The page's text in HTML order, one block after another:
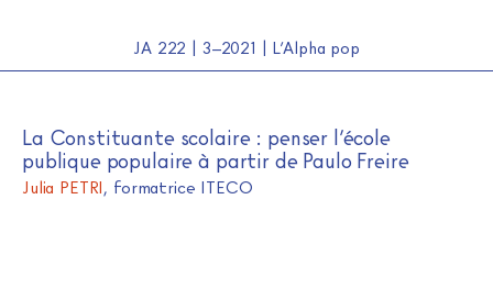
JA 222 | 3–2021 | L’Alpha pop
La Constituante scolaire : penser l’école
publique populaire à partir de Paulo Freire
Julia PETRI, formatrice ITECO